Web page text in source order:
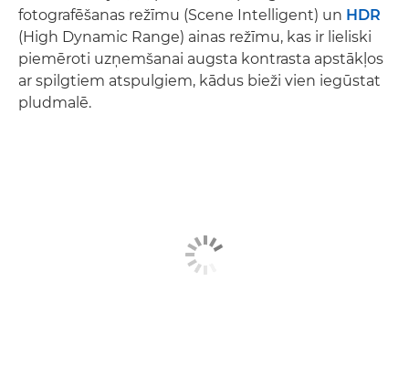
fotografēšanas režīmu (Scene Intelligent) un HDR
(High Dynamic Range) ainas režīmu, kas ir lieliski
piemēroti uzņemšanai augsta kontrasta apstākļos
ar spilgtiem atspulgiem, kādus bieži vien iegūstat
pludmalē.